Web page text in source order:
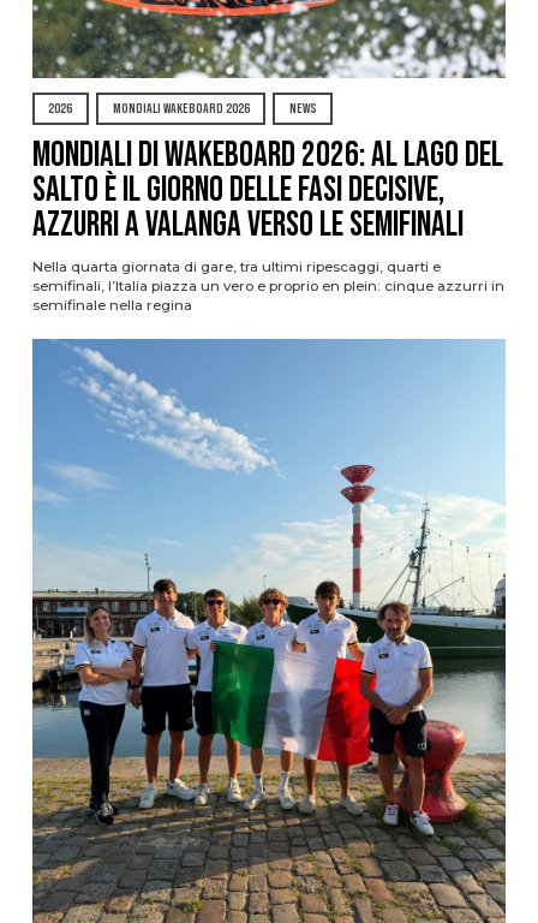
2026 MONDIALI WAKEBOARD 2026 NEWS
Mondiali di Wakeboard 2026: al Lago del
Salto è il giorno delle fasi decisive,
azzurri a valanga verso le semifinali
Nella quarta giornata di gare, tra ultimi ripescaggi, quarti e
semifinali, l’Italia piazza un vero e proprio en plein: cinque azzurri in
semifinale nella regina